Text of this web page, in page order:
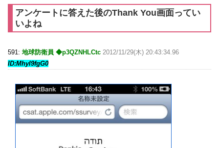
アンケートに答えた後のThank You画面ってい
いよね
591: 地球防衛員 ◆p3QZNHLCtc 2012/11/29(木) 20:43:34.96
ID:MhyI9fgG0